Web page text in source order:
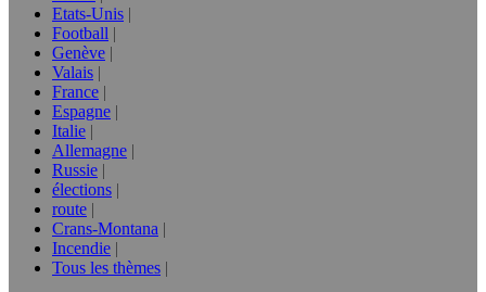
Etats-Unis
Football
Genève
Valais
France
Espagne
Italie
Allemagne
Russie
élections
route
Crans-Montana
Incendie
Tous les thèmes